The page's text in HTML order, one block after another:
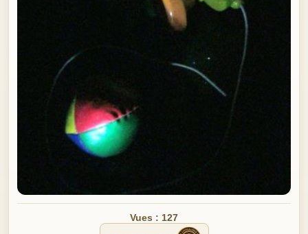
Vues : 127